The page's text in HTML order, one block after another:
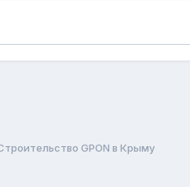
GPON в Крыму